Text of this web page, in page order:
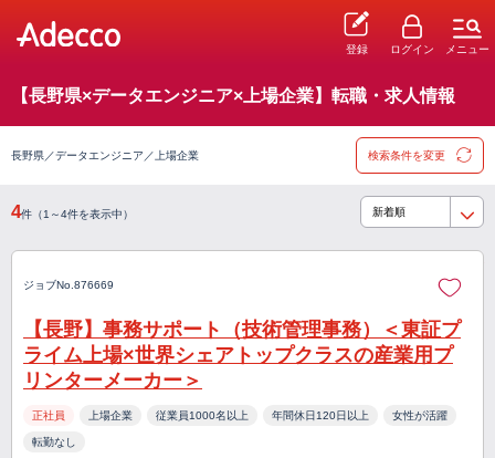
登録 ログイン メニュー
【長野県×データエンジニア×上場企業】転職・求人情報
長野県／データエンジニア／上場企業 検索条件を変更
4件（1～4件を表示中）
ジョブNo.876669
【長野】事務サポート（技術管理事務）＜東証プ
ライム上場×世界シェアトップクラスの産業用プ
リンターメーカー＞
正社員 上場企業 従業員1000名以上 年間休日120日以上 女性が活躍
転勤なし